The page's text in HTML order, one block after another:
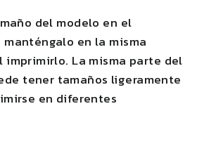
del modelo en el
en la misma
La misma parte del
tener tamaños ligeramente
en diferentes